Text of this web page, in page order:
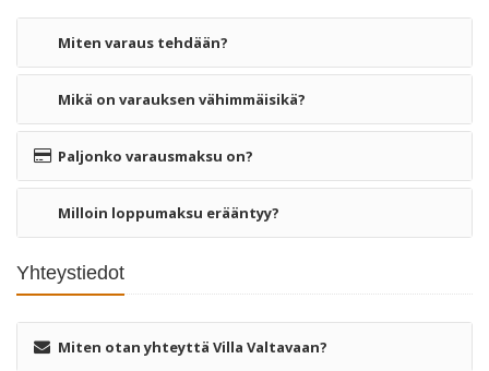
Miten varaus tehdään?
Mikä on varauksen vähimmäisikä?
Paljonko varausmaksu on?
Milloin loppumaksu erääntyy?
Yhteystiedot
Miten otan yhteyttä Villa Valtavaan?